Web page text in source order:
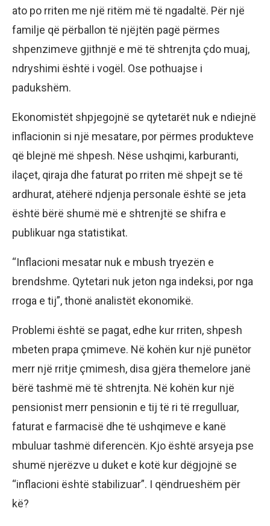
ato po rriten me një ritëm më të ngadaltë. Për një
familje që përballon të njëjtën pagë përmes
shpenzimeve gjithnjë e më të shtrenjta çdo muaj,
ndryshimi është i vogël. Ose pothuajse i
padukshëm.
Ekonomistët shpjegojnë se qytetarët nuk e ndiejnë
inflacionin si një mesatare, por përmes produkteve
që blejnë më shpesh. Nëse ushqimi, karburanti,
ilaçet, qiraja dhe faturat po rriten më shpejt se të
ardhurat, atëherë ndjenja personale është se jeta
është bërë shumë më e shtrenjtë se shifra e
publikuar nga statistikat.
“Inflacioni mesatar nuk e mbush tryezën e
brendshme. Qytetari nuk jeton nga indeksi, por nga
rroga e tij”, thonë analistët ekonomikë.
Problemi është se pagat, edhe kur rriten, shpesh
mbeten prapa çmimeve. Në kohën kur një punëtor
merr një rritje çmimesh, disa gjëra themelore janë
bërë tashmë më të shtrenjta. Në kohën kur një
pensionist merr pensionin e tij të ri të rregulluar,
faturat e farmacisë dhe të ushqimeve e kanë
mbuluar tashmë diferencën. Kjo është arsyeja pse
shumë njerëzve u duket e kotë kur dëgjojnë se
“inflacioni është stabilizuar”. I qëndrueshëm për
kë?